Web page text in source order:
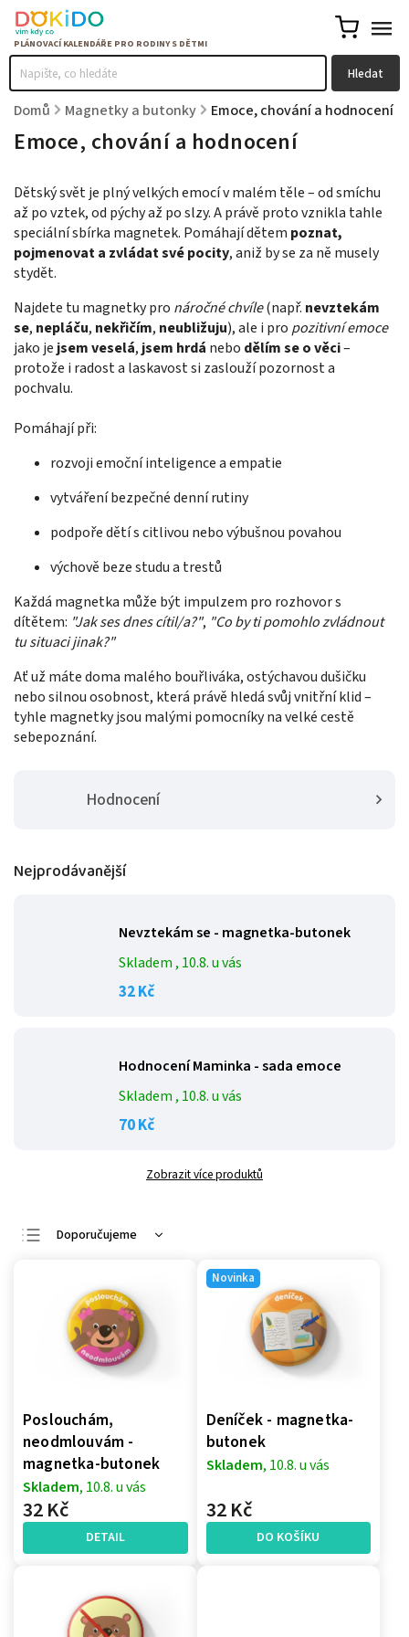
Hledat
Domů / Magnetky a butonky / Emoce, chování a hodnocení
Emoce, chování a hodnocení
Dětský svět je plný velkých emocí v malém těle – od smíchu
až po vztek, od pýchy až po slzy. A právě proto vznikla tahle
speciální sbírka magnetek. Pomáhají dětem poznat,
pojmenovat a zvládat své pocity, aniž by se za ně musely
stydět.
Najdete tu magnetky pro náročné chvíle(např. nevztekám
se, nepláču, nekřičím, neubližuju), ale i pro pozitivní emoce
jako je jsem veselá, jsem hrdá nebo dělím se o věci–
protože i radost a laskavost si zaslouží pozornost a
pochvalu.
Pomáhají při:
rozvoji emoční inteligence a empatie
vytváření bezpečné denní rutiny
podpoře dětí s citlivou nebo výbušnou povahou
výchově beze studu a trestů
Každá magnetka může být impulzem pro rozhovor s
dítětem: "Jak ses dnes cítil/a?", "Co by ti pomohlo zvládnout
tu situaci jinak?"
Ať už máte doma malého bouřliváka, ostýchavou dušičku
nebo silnou osobnost, která právě hledá svůj vnitřní klid –
tyhle magnetky jsou malými pomocníky na velké cestě
sebepoznání.
Hodnocení
Nejprodávanější
Nevztekám se - magnetka-butonek
Skladem , 10.8. u vás
32 Kč
Hodnocení Maminka - sada emoce
Skladem , 10.8. u vás
70 Kč
Zobrazit více produktů
Doporučujeme
Nejdražší
Nejprodávanější
Abecedně
Poslouchám,
neodmlouvám -
magnetka-butonek
Skladem, 10.8. u vás
32 Kč
DETAIL
Novinka
Deníček - magnetka-
butonek
Skladem, 10.8. u vás
32 Kč
DO KOŠÍKU